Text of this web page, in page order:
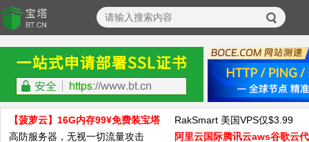
【菠萝云】16G内存99¥免费装宝塔
RakSmart 美国VPS仅$3.99
高防服务器，无视一切流量攻击
阿里云国际腾讯云aws谷歌云